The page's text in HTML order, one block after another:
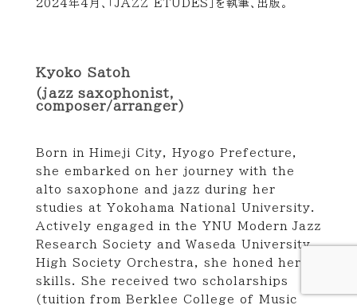
2024年4 月、「 JAZZ ETUDES 」を執筆、出版。
Kyoko Satoh
(jazz saxophonist,
composer/arranger)
Born in Himeji City, Hyogo Prefecture,
she embarked on her journey with the
alto saxophone and jazz during her
studies at Yokohama National University.
Actively engaged in the YNU Modern Jazz
Research Society and Waseda University
High Society Orchestra, she honed her
skills. She received two scholarships
(tuition from Berklee College of Music